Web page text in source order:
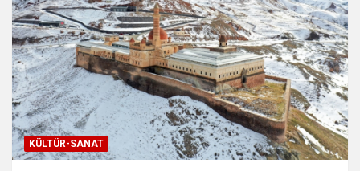
KÜLTÜR-SANAT